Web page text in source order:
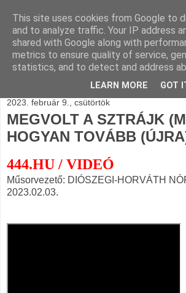
BLOGÁSZAT,
blogjava
2023. február 9., csütörtök
MEGVOLT A SZTRÁJK
HOGYAN TOVÁBB
444.HU / VIDEÓ
Műsorvezető: DIÓSZEGI-HORVÁTH
2023.02.03.
This site uses cookies from Google to
and to analyze traffic. Your IP address
shared with Google along with
metrics to ensure quality of service,
statistics, and to detect and address
LEARN MORE GOT